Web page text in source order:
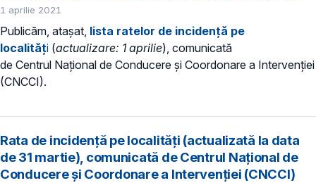
1 aprilie 2021
Publicăm, atașat, lista ratelor de incidență pe
localități (actualizare: 1 aprilie), comunicată
de Centrul Național de Conducere și Coordonare a Intervenției
(CNCCI).
Rata de incidență pe localități (actualizată la data
de 31 martie), comunicată de Centrul Național de
Conducere și Coordonare a Intervenției (CNCCI)